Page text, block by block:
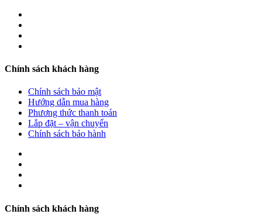
Chính sách khách hàng
Chính sách bảo mật
Hướng dẫn mua hàng
Phương thức thanh toán
Lắp đặt – vận chuyển
Chính sách bảo hành
Chính sách khách hàng